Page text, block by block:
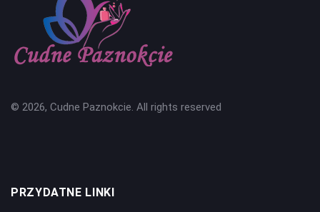
© 2026, Cudne Paznokcie. All rights reserved
PRZYDATNE LINKI